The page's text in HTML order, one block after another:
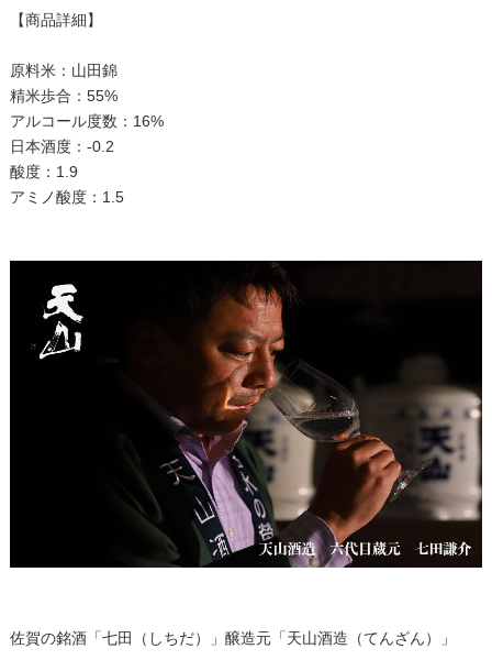
【商品詳細】
原料米：山田錦
精米歩合：55%
アルコール度数：16%
日本酒度：-0.2
酸度：1.9
アミノ酸度：1.5
佐賀の銘酒「七田（しちだ）」醸造元「天山酒造（てんざん）」